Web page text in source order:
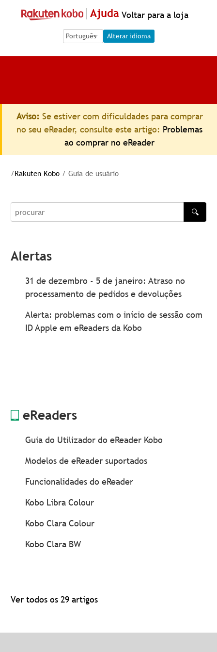
Ajuda Voltar para a loja
Language Selection
Language Selection
Alterar idioma
Aviso: Se estiver com dificuldades para comprar
no seu eReader, consulte este artigo: Problemas
ao comprar no eReader
/Rakuten Kobo / Guia de usuário
procurar
🔍
Alertas
31 de dezembro - 5 de janeiro: Atraso no
processamento de pedidos e devoluções
Alerta: problemas com o início de sessão com
ID Apple em eReaders da Kobo
eReaders
Guia do Utilizador do eReader Kobo
Modelos de eReader suportados
Funcionalidades do eReader
Kobo Libra Colour
Kobo Clara Colour
Kobo Clara BW
Ver todos os 29 artigos